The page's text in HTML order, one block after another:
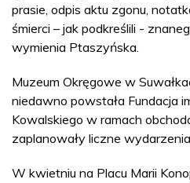
prasie, odpis aktu zgonu,
śmierci – jak podkreślili -
wymienia Ptaszyńska.
Muzeum Okręgowe w
niedawno powstała Fundacja
Kowalskiego w ramach
zaplanowały liczne
W kwietniu na Placu Marii